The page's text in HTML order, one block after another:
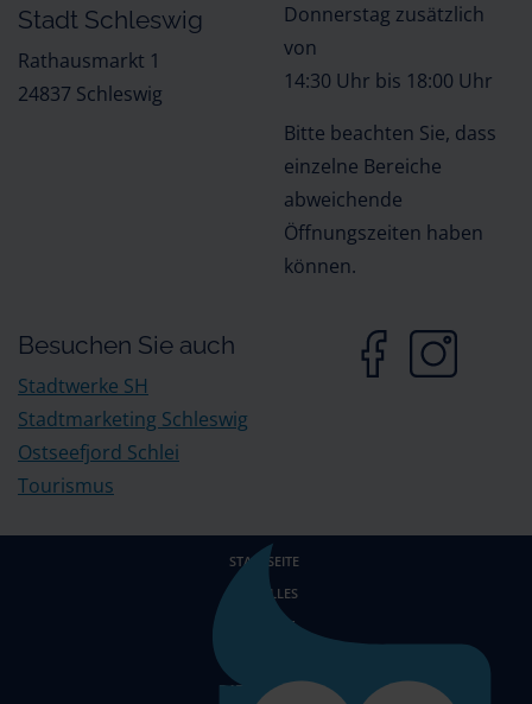
Stadt Schleswig
Rathausmarkt 1
24837 Schleswig
Donnerstag zusätzlich
von
14:30 Uhr bis 18:00 Uhr
Bitte beachten Sie, dass
einzelne Bereiche
abweichende
Öffnungszeiten haben
können.
Besuchen Sie auch
Stadtwerke SH
Stadtmarketing Schleswig
Ostseefjord Schlei
Tourismus
STARTSEITE
AKTUELLES
KONTAKT
DATENSCHUTZ